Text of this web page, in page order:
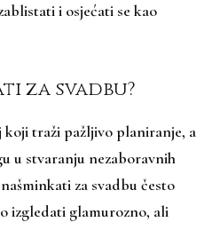
i osjećati se kao
za svadbu?
koji traži pažljivo planiranje, a
u stvaranju nezaboravnih
za svadbu često
izgledati glamurozno, ali